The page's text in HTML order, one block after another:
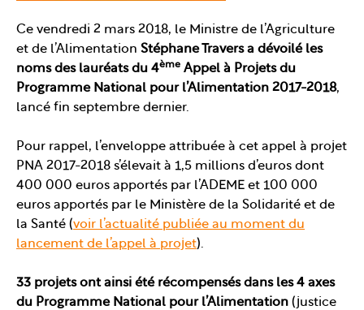
Ce vendredi 2 mars 2018, le Ministre de l’Agriculture
et de l’Alimentation Stéphane Travers a dévoilé les
noms des lauréats du 4ème Appel à Projets du
Programme National pour l’Alimentation 2017-2018,
lancé fin septembre dernier.
Pour rappel, l’enveloppe attribuée à cet appel à projet
PNA 2017-2018 s’élevait à 1,5 millions d’euros dont
400 000 euros apportés par l’ADEME et 100 000
euros apportés par le Ministère de la Solidarité et de
la Santé (voir l’actualité publiée au moment du
lancement de l’appel à projet).
33 projets ont ainsi été récompensés dans les 4 axes
du Programme National pour l’Alimentation (justice